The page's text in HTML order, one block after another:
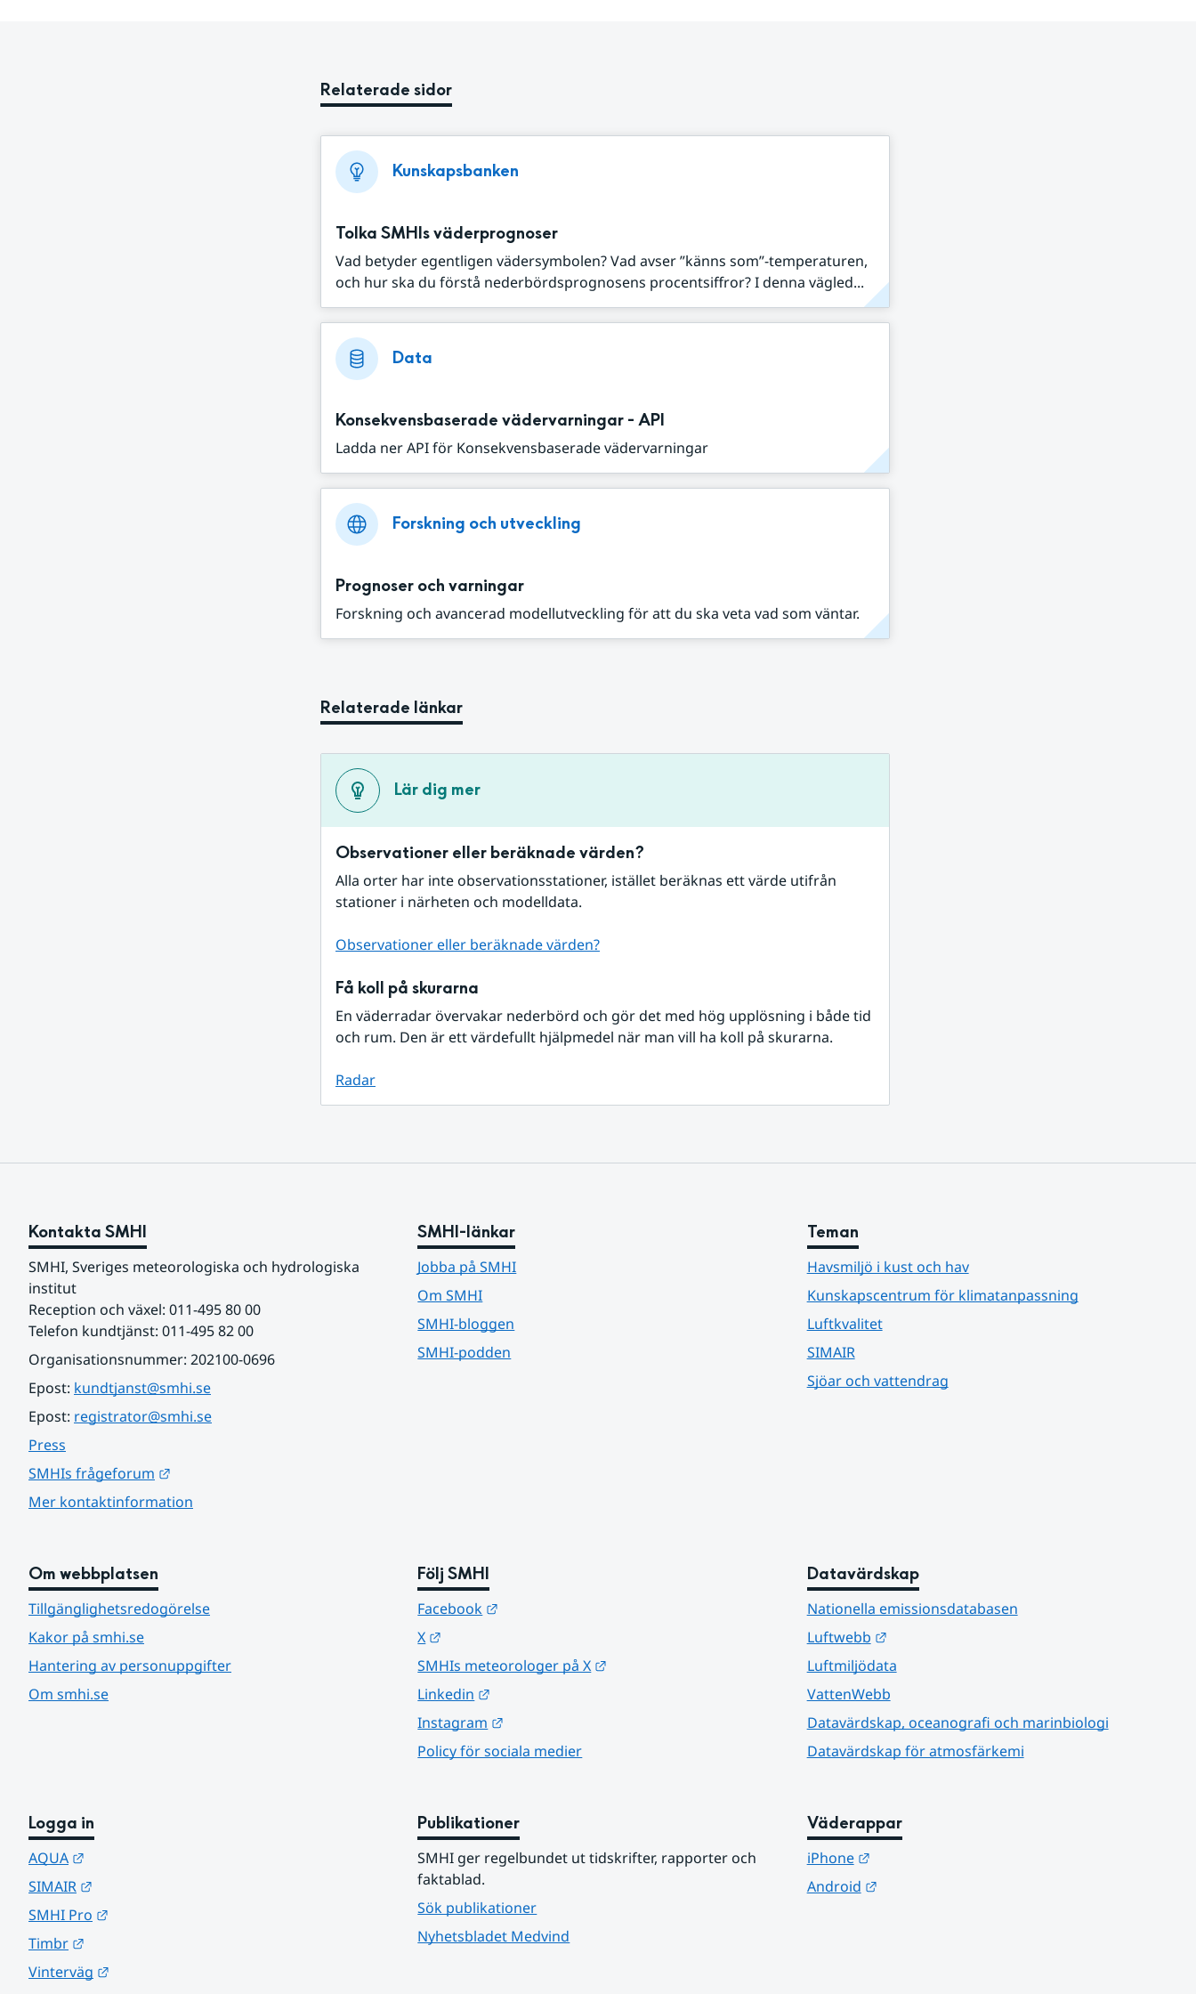
Relaterade sidor
Kunskapsbanken
Tolka SMHIs väderprognoser
Vad betyder egentligen vädersymbolen? Vad avser ”känns som”-temperaturen,
och hur ska du förstå nederbördsprognosens procentsiffror? I denna vägled...
Data
Konsekvensbaserade vädervarningar - API
Ladda ner API för Konsekvensbaserade vädervarningar
Forskning och utveckling
Prognoser och varningar
Forskning och avancerad modellutveckling för att du ska veta vad som väntar.
Relaterade länkar
Lär dig mer
Observationer eller beräknade värden?
Alla orter har inte observationsstationer, istället beräknas ett värde utifrån
stationer i närheten och modelldata.
Observationer eller beräknade värden?
Få koll på skurarna
En väderradar övervakar nederbörd och gör det med hög upplösning i både tid
och rum. Den är ett värdefullt hjälpmedel när man vill ha koll på skurarna.
Radar
Kontakta SMHI
SMHI, Sveriges meteorologiska och hydrologiska
institut
Reception och växel: 011-495 80 00
Telefon kundtjänst: 011-495 82 00
Organisationsnummer: 202100-0696
Epost: kundtjanst@smhi.se
Epost: registrator@smhi.se
Press
SMHIs frågeforum
Mer kontaktinformation
SMHI-länkar
Jobba på SMHI
Om SMHI
SMHI-bloggen
SMHI-podden
Teman
Havsmiljö i kust och hav
Kunskapscentrum för klimatanpassning
Luftkvalitet
SIMAIR
Sjöar och vattendrag
Om webbplatsen
Tillgänglighetsredogörelse
Kakor på smhi.se
Hantering av personuppgifter
Om smhi.se
Följ SMHI
Facebook
X
SMHIs meteorologer på X
Linkedin
Instagram
Policy för sociala medier
Datavärdskap
Nationella emissionsdatabasen
Luftwebb
Länk till annan webbplats.
Luftmiljödata
VattenWebb
Datavärdskap, oceanografi och marinbiologi
Datavärdskap för atmosfärkemi
Logga in
AQUA
SIMAIR
SMHI Pro
Timbr
Vinterväg
Publikationer
SMHI ger regelbundet ut tidskrifter, rapporter och
faktablad.
Sök publikationer
Nyhetsbladet Medvind
Väderappar
iPhone
Länk till annan webbplats.
Android
Länk till annan webbplats.